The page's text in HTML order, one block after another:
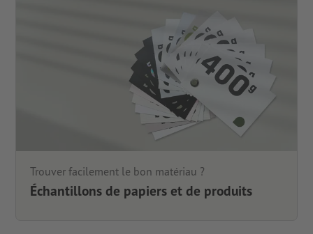
Trouver facilement le bon matériau ?
Échantillons de papiers et de produits